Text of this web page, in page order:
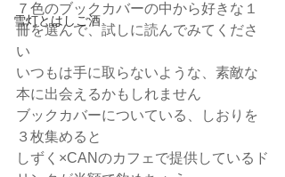
雪灯とはしご酒
７色のブックカバーの中から好きな１
冊を選んで、試しに読んでみてくださ
い
いつもは手に取らないような、素敵な
本に出会えるかもしれません
ブックカバーについている、しおりを
３枚集めると
しずく×CANのカフェで提供しているド